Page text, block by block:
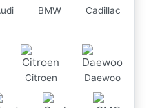
BMW Cadillac
Citroen Daewoo